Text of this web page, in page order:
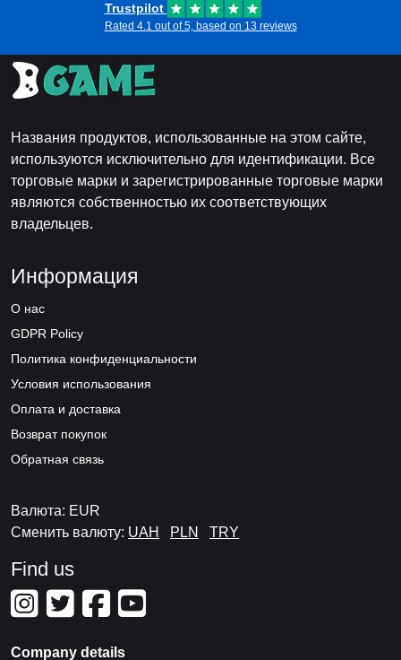
Trustpilot
Rated 4.1 out of 5, based on 13 reviews
Названия продуктов, использованные на этом сайте,
используются исключительно для идентификации. Все
торговые марки и зарегистрированные торговые марки
являются собственностью их соответствующих
владельцев.
Информация
О нас
GDPR Policy
Политика конфиденциальности
Условия использования
Оплата и доставка
Возврат покупок
Обратная связь
Валюта: EUR
Сменить валюту: UAH PLN TRY
Find us
Company details